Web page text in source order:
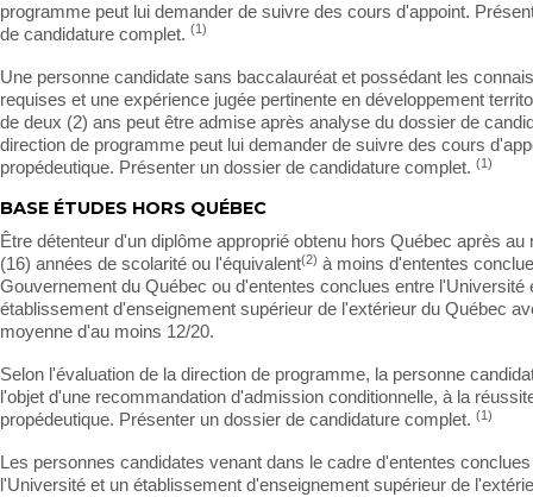
programme peut lui demander de suivre des cours d'appoint.
de candidature complet. (1)
Une personne candidate sans baccalauréat et possédant les
requises et une expérience jugée pertinente en développement
de deux (2) ans peut être admise après analyse du dossier de
direction de programme peut lui demander de suivre des cours
propédeutique. Présenter un dossier de candidature complet. (1)
BASE ÉTUDES HORS QUÉBEC
Être détenteur d'un diplôme approprié obtenu hors Québec après au
(16) années de scolarité ou l'équivalent(2) à moins d'ententes
Gouvernement du Québec ou d'ententes conclues entre l'Université
établissement d'enseignement supérieur de l'extérieur du Québec
moyenne d'au moins 12/20.
Selon l'évaluation de la direction de programme, la personne
l'objet d'une recommandation d'admission conditionnelle, à la
propédeutique. Présenter un dossier de candidature complet. (1)
Les personnes candidates venant dans le cadre d'ententes
l'Université et un établissement d'enseignement supérieur de